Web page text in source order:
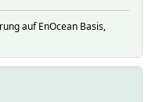
auf EnOcean Basis,